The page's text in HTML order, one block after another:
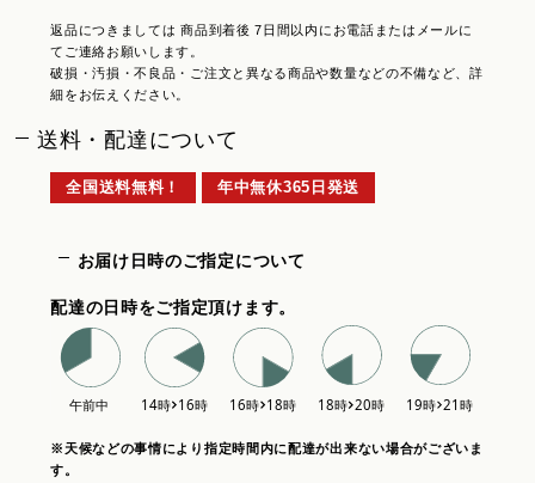
返品につきましては 商品到着後 7日間以内にお電話またはメールに
てご連絡お願いします。
破損・汚損・不良品・ご注文と異なる商品や数量などの不備など、詳
細をお伝えください。
送料・配達について
全国送料無料！ 年中無休365日発送
お届け日時のご指定について
配達の日時をご指定頂けます。
※天候などの事情により指定時間内に配達が出来ない場合がございま
す。